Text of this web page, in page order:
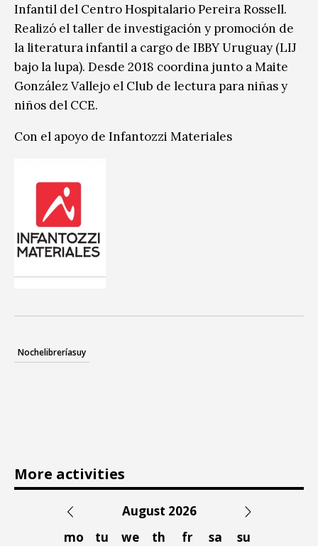
Infantil del Centro Hospitalario Pereira Rossell.
Realizó el taller de investigación y promoción de
la literatura infantil a cargo de IBBY Uruguay (LIJ
bajo la lupa). Desde 2018 coordina junto a Maite
González Vallejo el Club de lectura para niñas y
niños del CCE.
Con el apoyo de Infantozzi Materiales
Nochelibreríasuy
More activities
August 2026
mo
tu we th fr sa su